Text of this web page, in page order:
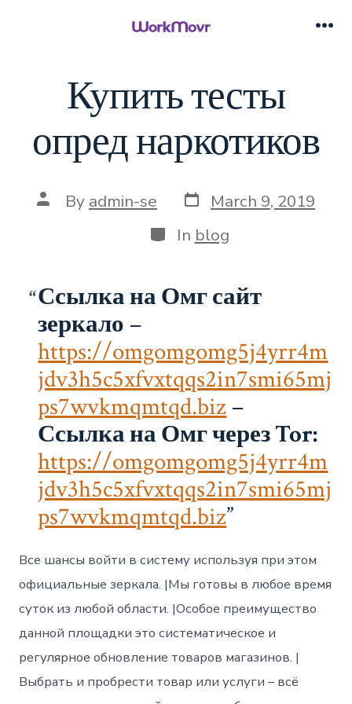
Купить тесты
опред наркотиков
Post
author
By admin-se Post
date
March 9, 2019
Categories
In blog
Ссылка на Омг сайт
зеркало –
https://omgomgomg5j4yrr4m
jdv3h5c5xfvxtqqs2in7smi65mj
ps7wvkmqmtqd.biz–
Ссылка на Омг через Tor:
https://omgomgomg5j4yrr4m
jdv3h5c5xfvxtqqs2in7smi65mj
ps7wvkmqmtqd.biz
Все шансы войти в систему используя при этом
официальные зеркала. |Мы готовы в любое время
суток из любой области. |Особое преимущество
данной площадки это систематическое и
регулярное обновление товаров магазинов. |
Выбрать и пробрести товар или услуги – всё